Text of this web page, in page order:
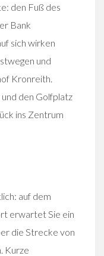
den Fuß des
Bank
sich wirken
und
Kronreith.
den Golfplatz
ins Zentrum
auf dem
erwartet Sie ein
die Strecke von
Kurze